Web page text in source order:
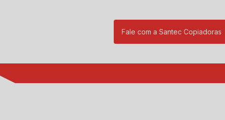
Fale com a Santec Copiadoras